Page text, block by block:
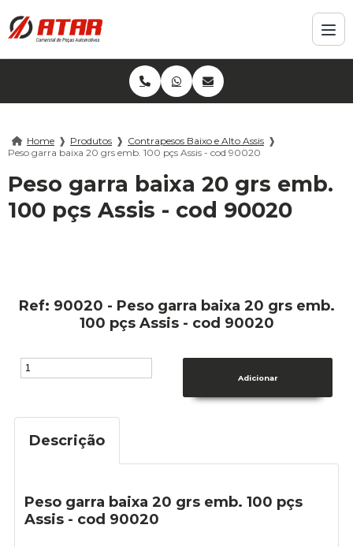
Home ❱ Produtos ❱ Contrapesos Baixo e Alto Assis ❱
Peso garra baixa 20 grs emb. 100 pçs Assis - cod 90020
Peso garra baixa 20 grs emb.
100 pçs Assis - cod 90020
Ref: 90020 - Peso garra baixa 20 grs emb.
100 pçs Assis - cod 90020
Descrição
Peso garra baixa 20 grs emb. 100 pçs
Assis - cod 90020